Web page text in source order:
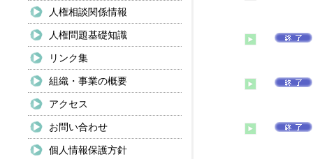
人権相談関係情報
人権問題基礎知識
リンク集
組織・事業の概要
アクセス
お問い合わせ
個人情報保護方針